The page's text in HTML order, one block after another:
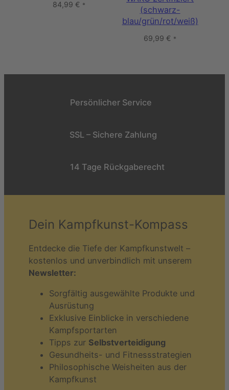
84,99 € *
(schwarz-
blau/grün/rot/weiß)
69,99 € *
Persönlicher Service
SSL – Sichere Zahlung
14 Tage Rückgaberecht
Dein Kampfkunst-Kompass
Entdecke die Tiefe der Kampfkunstwelt –
kostenlos und unverbindlich mit unserem
Newsletter:
Sorgfältig ausgewählte Produkte und
Ausrüstung
Exklusive Einblicke in verschiedene
Kampfsportarten
Tipps zur Selbstverteidigung
Gesundheits- und Fitnessstrategien
Philosophische Weisheiten aus der
Kampfkunst